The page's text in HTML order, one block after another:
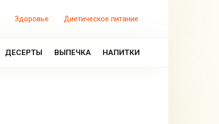
Здоровье Диетическое питание
ДЕСЕРТЫ ВЫПЕЧКА НАПИТКИ